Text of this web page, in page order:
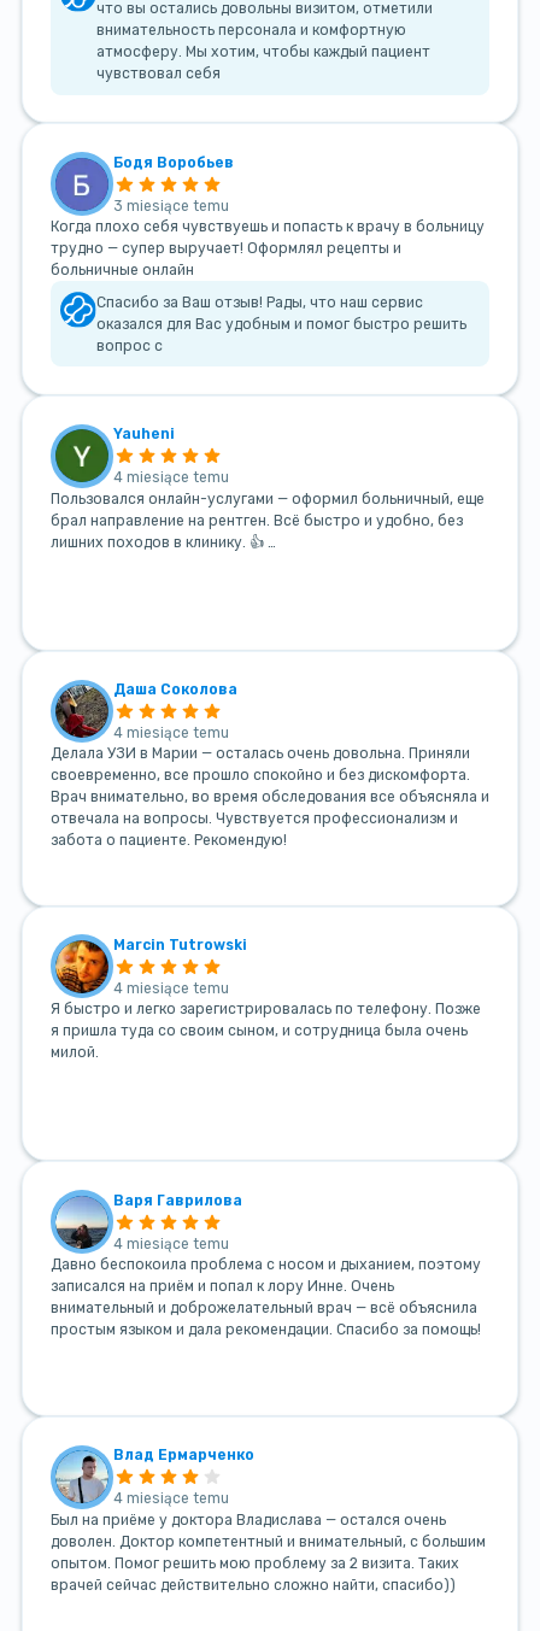
что вы остались довольны визитом, отметили
внимательность персонала и комфортную
атмосферу. Мы хотим, чтобы каждый пациент
чувствовал себя
Бодя Воробьев
3 miesiące temu
Когда плохо себя чувствуешь и попасть к врачу в больницу
трудно — супер выручает! Оформлял рецепты и
больничные онлайн
Спасибо за Ваш отзыв! Рады, что наш сервис
оказался для Вас удобным и помог быстро решить
вопрос с
Yauheni
4 miesiące temu
Пользовался онлайн-услугами — оформил больничный, еще
брал направление на рентген. Всё быстро и удобно, без
лишних походов в клинику. 👍 …
Даша Соколова
4 miesiące temu
Делала УЗИ в Марии — осталась очень довольна. Приняли
своевременно, все прошло спокойно и без дискомфорта.
Врач внимательно, во время обследования все объясняла и
отвечала на вопросы. Чувствуется профессионализм и
забота о пациенте. Рекомендую!
Marcin Tutrowski
4 miesiące temu
Я быстро и легко зарегистрировалась по телефону. Позже
я пришла туда со своим сыном, и сотрудница была очень
милой.
Варя Гаврилова
4 miesiące temu
Давно беспокоила проблема с носом и дыханием, поэтому
записался на приём и попал к лору Инне. Очень
внимательный и доброжелательный врач — всё объяснила
простым языком и дала рекомендации. Спасибо за помощь!
Влад Ермарченко
4 miesiące temu
Был на приёме у доктора Владислава — остался очень
доволен. Доктор компетентный и внимательный, с большим
опытом. Помог решить мою проблему за 2 визита. Таких
врачей сейчас действительно сложно найти, спасибо))